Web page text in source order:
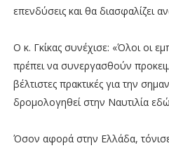
επενδύσεις και θα διασφαλίζει
Ο κ. Γκίκας συνέχισε: «Όλοι οι
πρέπει να συνεργασθούν
βέλτιστες πρακτικές για την
δρομολογηθεί στην Ναυτιλία
Όσον αφορά στην Ελλάδα,